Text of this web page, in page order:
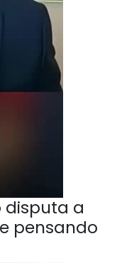
disputa a
pensando